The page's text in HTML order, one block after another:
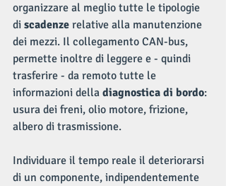
organizzare al meglio tutte le tipologie
di scadenze relative alla manutenzione
dei mezzi. Il collegamento CAN-bus,
permette inoltre di leggere e - quindi
trasferire - da remoto tutte le
informazioni della diagnostica di bordo:
usura dei freni, olio motore, frizione,
albero di trasmissione.
Individuare il tempo reale il deteriorarsi
di un componente, indipendentemente